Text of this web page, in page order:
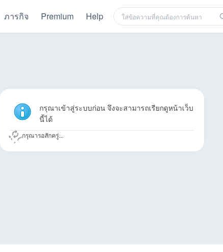
ภารกิจ Premium Help
กรุณาเข้าสู่ระบบก่อน จึงจะสามารถเรียกดูหน้าเว็บ
นี้ได้
กรุณารอสักครู่...